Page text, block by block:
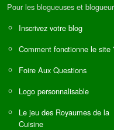
Pour les blogueuses et
Inscrivez votre blog
Comment fonctionne le site
Foire Aux Questions
Logo personnalisable
Le jeu des Royaumes de la
Cuisine